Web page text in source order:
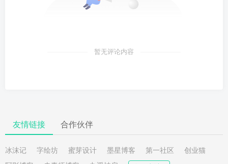
暂无评论内容
友情链接 合作伙伴
冰沫记 字绘坊 蜜芽设计 墨星博客 第一社区
创业猫